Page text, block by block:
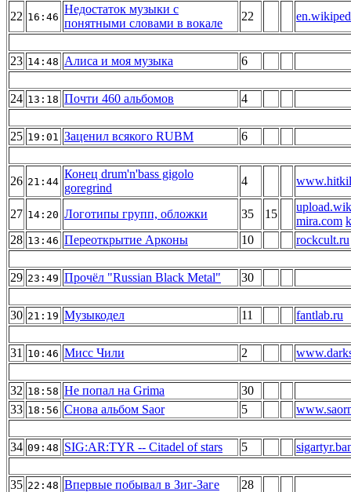
22 16:46
Недостаток музыки с
понятными словами в вокале
22
23 14:48 Алиса и моя музыка 6
24 13:18 Почти 460 альбомов 4
25 19:01 Заценил всякого RUBM 6
26 21:44
Конец drum'n'bass gigolo
goregrind
4
27 14:20 Логотипы групп, обложки 35 15
mira.com
28 13:46 Переоткрытие Арконы 10 rockcult.ru
29 23:49 Прочёл "Russian Black Metal" 30
30 21:19 Музыкодел 11 fantlab.ru
31 10:46 Мисс Чили 2
32 18:58 Не попал на Grima
30
33 18:56 Снова альбом Saor 5
34 09:48 SIG:AR:TYR -- Citadel of stars 5
35 22:48 Впервые побывал в Зиг-Заге
28